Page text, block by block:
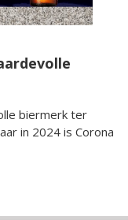
biermerk ter
in 2024 is Corona